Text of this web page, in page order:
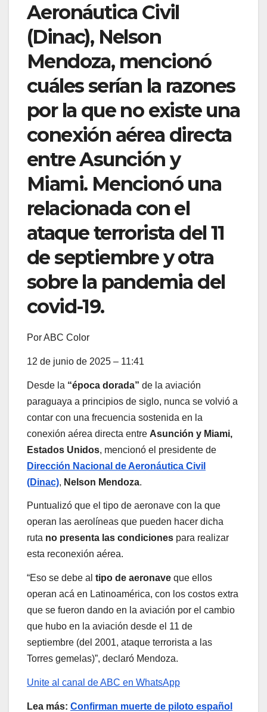
Aeronáutica Civil
(Dinac), Nelson
Mendoza, mencionó
cuáles serían la razones
por la que no existe una
conexión aérea directa
entre Asunción y
Miami. Mencionó una
relacionada con el
ataque terrorista del 11
de septiembre y otra
sobre la pandemia del
covid-19.
PorABC Color
12 de junio de 2025 – 11:41
Desde la “época dorada” de la aviación
paraguaya a principios de siglo, nunca se volvió a
contar con una frecuencia sostenida en la
conexión aérea directa entre Asunción y Miami,
Estados Unidos, mencionó el presidente de
Dirección Nacional de Aeronáutica Civil
(Dinac), Nelson Mendoza.
Puntualizó que el tipo de aeronave con la que
operan las aerolíneas que pueden hacer dicha
ruta no presenta las condiciones para realizar
esta reconexión aérea.
“Eso se debe al tipo de aeronave que ellos
operan acá en Latinoamérica, con los costos extra
que se fueron dando en la aviación por el cambio
que hubo en la aviación desde el 11 de
septiembre (del 2001, ataque terrorista a las
Torres gemelas)”, declaró Mendoza.
Unite al canal de ABC en WhatsApp
Lea más: Confirman muerte de piloto español